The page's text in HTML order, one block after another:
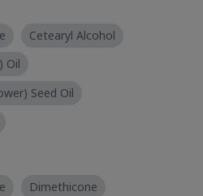
Cetearyl Alcohol
Oil
Seed Oil
Dimethicone